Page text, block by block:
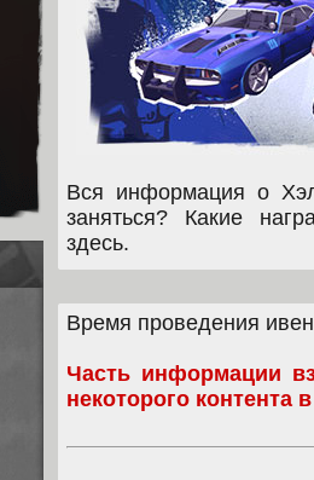
Вся информация о
заняться? Какие
здесь.
Время проведения
Часть информации
некоторого контента